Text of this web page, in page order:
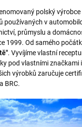
polský
používaných v
průmyslu a
1999. Od samého
. Vyvíjíme vlastní
pod vlastními značkami
výrobků zaručuje
BRC.